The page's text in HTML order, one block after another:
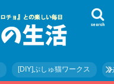
search
[DIY]ぷしゅ猫ワークス